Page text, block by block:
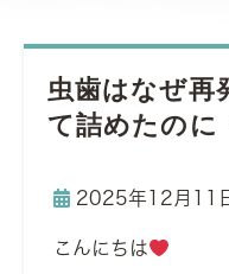
虫歯はなぜ再
て詰めたのに
2025年12月11
こんにちは